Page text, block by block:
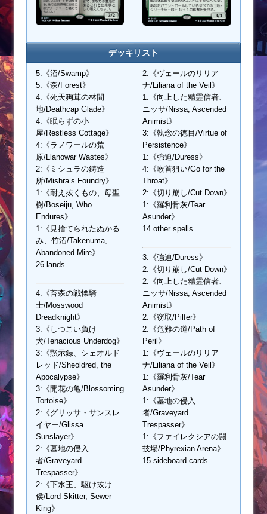
デッキリスト
5:《沼/Swamp》
5:《森/Forest》
4:《死天狗茸の林間
地/Deathcap Glade》
4:《眠らずの小
屋/Restless Cottage》
4:《ラノワールの荒
原/Llanowar Wastes》
2:《ミシュラの鋳造
所/Mishra’s Foundry》
1:《耐え抜くもの、母聖
樹/Boseiju, Who
Endures》
1:《見捨てられたぬかる
み、竹沼/Takenuma,
Abandoned Mire》
26 lands
4:《苔森の戦慄騎
士/Mosswood
Dreadknight》
3:《しつこい負け
犬/Tenacious Underdog》
3:《黙示録、シェオルド
レッド/Sheoldred, the
Apocalypse》
3:《開花の亀/Blossoming
Tortoise》
2:《グリッサ・サンスレ
イヤー/Glissa
Sunslayer》
2:《墓地の侵入
者/Graveyard
Trespasser》
2:《下水王、駆け抜け
侯/Lord Skitter, Sewer
King》
2:《ヴェールのリリア
ナ/Liliana of the Veil》
1:《向上した精霊信者、
ニッサ/Nissa, Ascended
Animist》
3:《執念の徳目/Virtue of
Persistence》
1:《強迫/Duress》
4:《喉首狙い/Go for the
Throat》
2:《切り崩し/Cut Down》
1:《羅利骨灰/Tear
Asunder》
14 other spells
3:《強迫/Duress》
2:《切り崩し/Cut Down》
2:《向上した精霊信者、
ニッサ/Nissa, Ascended
Animist》
2:《窃取/Pilfer》
2:《危難の道/Path of
Peril》
1:《ヴェールのリリア
ナ/Liliana of the Veil》
1:《羅利骨灰/Tear
Asunder》
1:《墓地の侵入
者/Graveyard
Trespasser》
1:《ファイレクシアの闘
技場/Phyrexian Arena》
15 sideboard cards